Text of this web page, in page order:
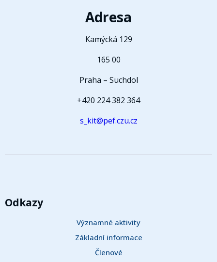
Adresa
Kamýcká 129
165 00
Praha – Suchdol
+420 224 382 364
s_kit@pef.czu.cz
Odkazy
Významné aktivity
Základní informace
Členové